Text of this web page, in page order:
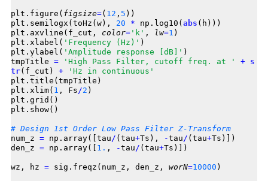
plt.figure( figsize=( 12 , 5 ))
plt.semilogx(toHz(w), 20 * np.log10( abs (h)))
plt.axvline(f_cut, color= 'k' , lw=1 )
plt.xlabel( 'Frequency (Hz)' )
plt.ylabel( 'Amplitude response [dB]' )
tmpTitle = 'High Pass Filter, cutoff freq. at ' + s
tr(f_cut) +
'Hz in continuous'
plt.title(tmpTitle)
plt.xlim( 1 , Fs/2 )
plt.grid()
plt.show()
# Design 1st Order Low Pass Filter Z-Transform
num_z = np.array([tau/ (tau+Ts), -tau/ (tau+Ts)])
den_z = np.array([ 1. , -tau/ (tau+Ts)])
wz, hz = sig.freqz(num_z, den_z, worN=10000 )